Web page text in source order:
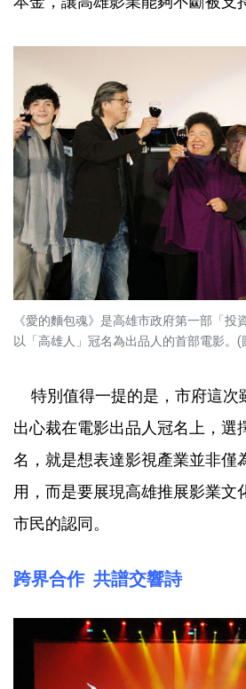
《愛的麵包魂》是高雄市政府第一部「投
以「高雄人」冠名為出品人的首部電影。
特別值得一提的是，市府這次
出心裁在電影出品人冠名上，選
名，就是想表達影視產業並非僅
用，而是要展現高雄推展影業文
市民的認同。
跨界合作 共譜交響詩